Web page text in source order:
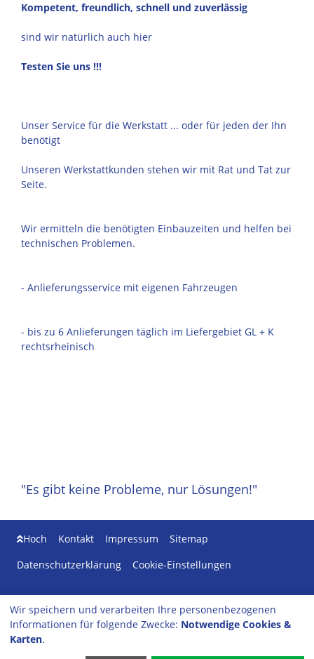
Kompetent, freundlich, schnell und zuverlässig
sind wir natürlich auch hier
Testen Sie uns !!!
Unser Service für die Werkstatt ... oder für jeden der Ihn
benötigt
Unseren Werkstattkunden stehen wir mit Rat und Tat zur
Seite.
Wir ermitteln die benötigten Einbauzeiten und helfen bei
technischen Problemen.
- Anlieferungsservice mit eigenen Fahrzeugen
- bis zu 6 Anlieferungen täglich im Liefergebiet GL + K
rechtsrheinisch
"Es gibt keine Probleme, nur Lösungen!"
Hoch Kontakt Impressum
Sitemap
Datenschutzerklärung
Cookie-Einstellungen
TE Autoteile - MotoAndaluz -
Herrmann-Löns-Str. 107
51469 Bergisch-Gladbach
Tel: 02202 - 285 09 0
Wir speichern und verarbeiten Ihre personenbezogenen
Informationen für folgende Zwecke: Notwendige Cookies &
Karten.